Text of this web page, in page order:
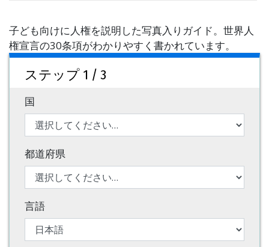
子ども向けに人権を説明した写真入りガイド。世界人
権宣言の30条項がわかりやすく書かれています。
ステップ 1 / 3
国
都道府県
言語